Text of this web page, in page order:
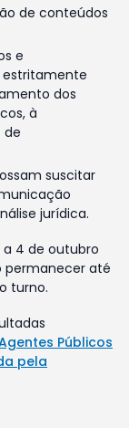
de conteúdos
e
estritamente
dos
à
de
suscitar
jurídica.
a 4 de outubro
permanecer até
turno.
Públicos
pela